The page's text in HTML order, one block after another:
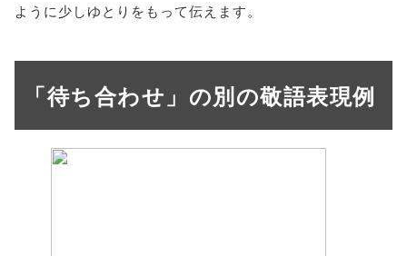
ように少しゆとりをもって伝えます。
「待ち合わせ」の別の敬語表現例